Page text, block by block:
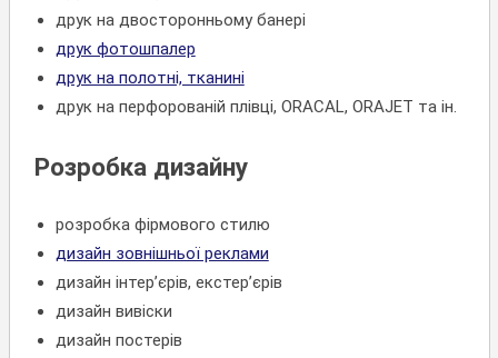
друк на двосторонньому банері
друк фотошпалер
друк на полотні, тканині
друк на перфорованій плівці, ORACAL, ORAJET та ін.
Розробка дизайну
розробка фірмового стилю
дизайн зовнішньої реклами
дизайн інтер’єрів, екстер’єрів
дизайн вивіски
дизайн постерів